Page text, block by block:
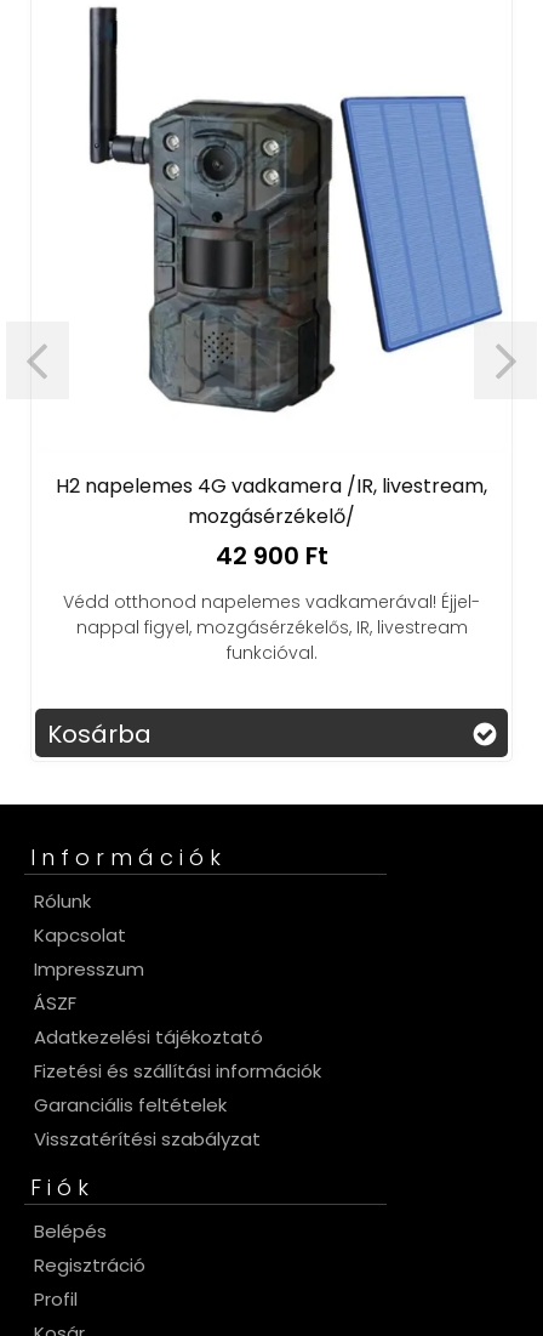
H2 napelemes 4G vadkamera /IR, livestream,
mozgásérzékelő/
42 900 Ft
Védd otthonod napelemes vadkamerával! Éjjel-
nappal figyel, mozgásérzékelős, IR, livestream
funkcióval.
Kosárba
Információk
Rólunk
Kapcsolat
Impresszum
ÁSZF
Adatkezelési tájékoztató
Fizetési és szállítási információk
Garanciális feltételek
Visszatérítési szabályzat
Fiók
Belépés
Regisztráció
Profil